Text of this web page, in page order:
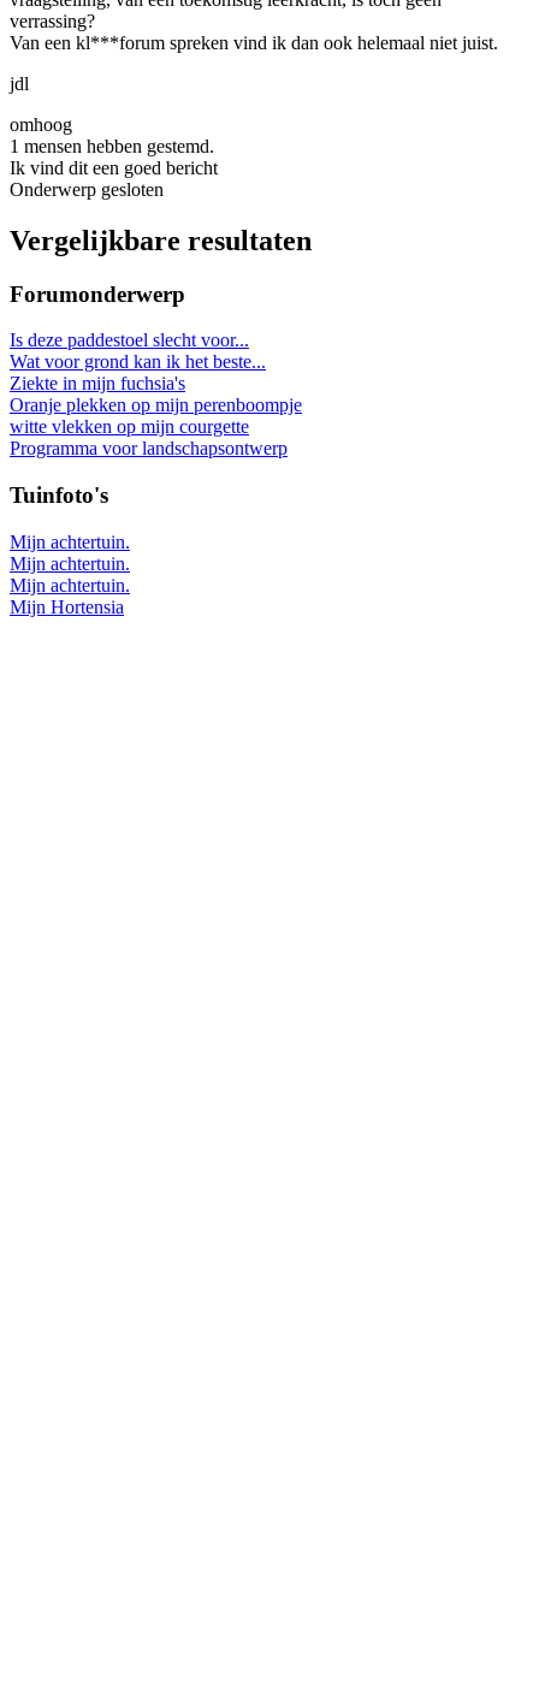
verrassing?
Van een kl***forum spreken vind ik dan ook helemaal niet juist.
jdl
omhoog
1 mensen hebben gestemd.
Ik vind dit een goed bericht
Onderwerp gesloten
Vergelijkbare resultaten
Forumonderwerp
Is deze paddestoel slecht voor...
Wat voor grond kan ik het beste...
Ziekte in mijn fuchsia's
Oranje plekken op mijn perenboompje
witte vlekken op mijn courgette
Programma voor landschapsontwerp
Tuinfoto's
Mijn achtertuin.
Mijn achtertuin.
Mijn achtertuin.
Mijn Hortensia